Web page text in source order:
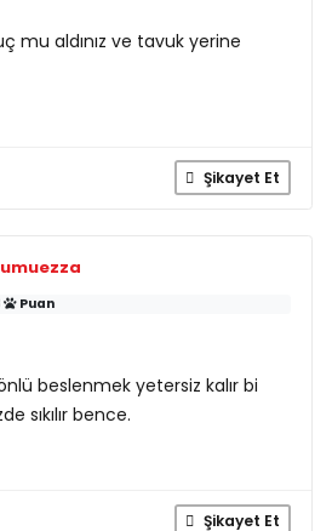
mu aldınız ve tavuk yerine
Şikayet Et
Puan
beslenmek yetersiz kalır bi
sıkılır bence.
Şikayet Et